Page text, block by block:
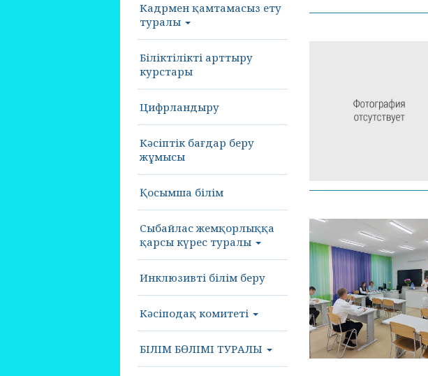
Кадрмен қамтамасыз ету
туралы
Біліктілікті арттыру
курстары
Цифрландыру
Кәсіптік бағдар беру
жұмысы
Қосымша білім
Сыбайлас жемқорлыққа
қарсы күрес туралы
Инклюзивті білім беру
Кәсіподақ комитеті
БІЛІМ БӨЛІМІ ТУРАЛЫ